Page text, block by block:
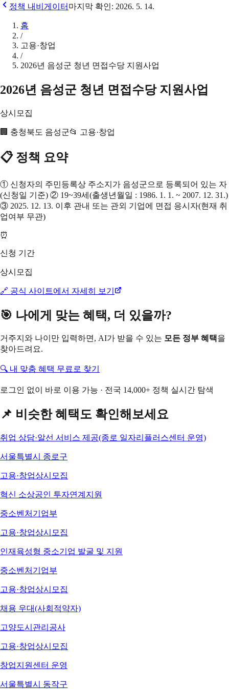
정책 내비게이터 마지막 확인: 2026. 5. 14.
홈
/
고용·창업
/
2026년 음성군 청년 면접수당 지원사업
2026년 음성군 청년 면접수당 지원사업
상시모집
🏢 충청북도 음성군📂 고용·창업
📋 정책 요약
① 신청자의 주민등록상 주소지가 음성군으로 등록되어 있는 자
(신청일 기준) ② 19~39세(출생년월일 : 1986. 1. 1. ~ 2007. 12. 31.)
③ 2025. 12. 13. 이후 관내 또는 관외 기업에 면접 응시자(현재 취
업여부 무관)
⏰
신청 기간
상시모집
🔗 공식 사이트에서 자세히 보기
🎯 나에게 맞는 혜택, 더 있을까?
거주지와 나이만 입력하면, AI가 받을 수 있는 모든 정부 혜택을
찾아드려요.
🔍 내 맞춤 혜택 무료로 찾기
로그인 없이 바로 이용 가능 · 전국 14,000+ 정책 실시간 탐색
📌 비슷한 혜택도 확인해보세요
취업 상담·알선 서비스 제공(종로 일자리플러스센터 운영)
서울특별시 종로구
고용·창업상시모집
혁신 소상공인 투자연계지원
중소벤처기업부
고용·창업상시모집
인재육성형 중소기업 발굴 및 지원
중소벤처기업부
고용·창업상시모집
채용 우대(사회적약자)
고양도시관리공사
고용·창업상시모집
창업지원센터 운영
서울특별시 동작구